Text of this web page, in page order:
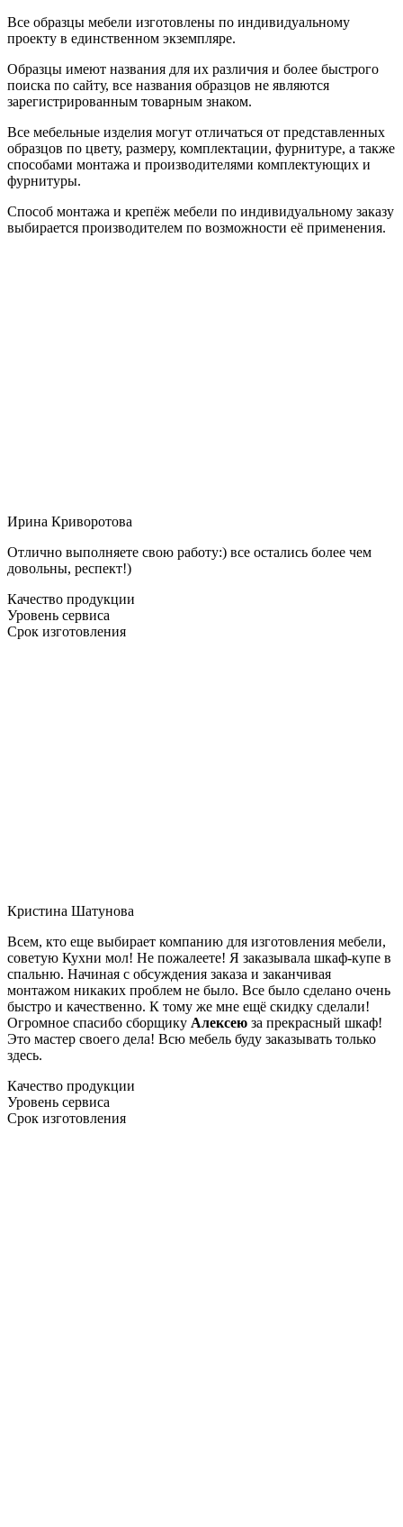
Все образцы мебели изготовлены по индивидуальному
проекту в единственном экземпляре.
Образцы имеют названия для их различия и более быстрого
поиска по сайту, все названия образцов не являются
зарегистрированным товарным знаком.
Все мебельные изделия могут отличаться от представленных
образцов по цвету, размеру, комплектации, фурнитуре, а также
способами монтажа и производителями комплектующих и
фурнитуры.
Способ монтажа и крепёж мебели по индивидуальному заказу
выбирается производителем по возможности её применения.
Ирина Криворотова
Отлично выполняете свою работу:) все остались более чем
довольны, респект!)
Качество продукции
Уровень сервиса
Срок изготовления
Кристина Шатунова
Всем, кто еще выбирает компанию для изготовления мебели,
советую Кухни мол! Не пожалеете! Я заказывала шкаф-купе в
спальню. Начиная с обсуждения заказа и заканчивая
монтажом никаких проблем не было. Все было сделано очень
быстро и качественно. К тому же мне ещё скидку сделали!
Огромное спасибо сборщику Алексею за прекрасный шкаф!
Это мастер своего дела! Всю мебель буду заказывать только
здесь.
Качество продукции
Уровень сервиса
Срок изготовления